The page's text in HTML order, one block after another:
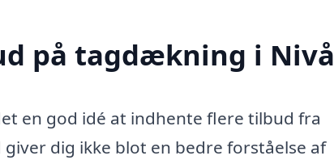
på tagdækning i Nivå
en god idé at indhente flere tilbud fra
dig ikke blot en bedre forståelse af